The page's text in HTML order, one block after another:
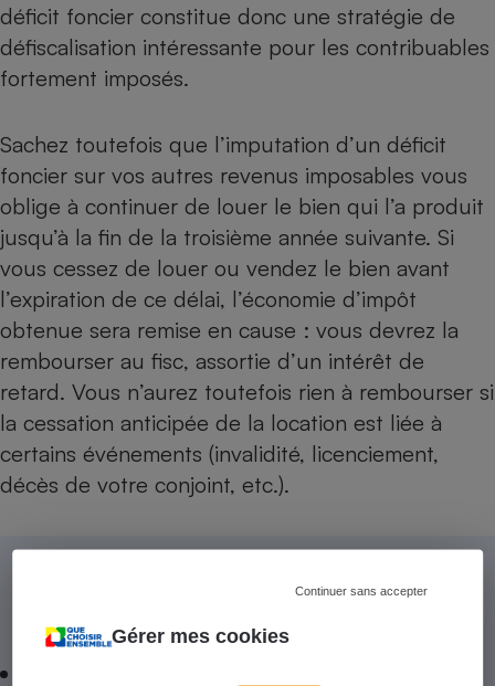
Gérer mes cookies
Continuer sans accepter
déficit foncier constitue donc une stratégie de
défiscalisation intéressante pour les contribuables
fortement imposés.
Sachez toutefois que l’imputation d’un déficit
foncier sur vos autres revenus imposables vous
oblige à continuer de louer le bien qui l’a produit
jusqu’à la fin de la troisième année suivante. Si
vous cessez de louer ou vendez le bien avant
l’expiration de ce délai, l’économie d’impôt
obtenue sera remise en cause : vous devrez la
rembourser au fisc, assortie d’un intérêt de
retard. Vous n’aurez toutefois rien à rembourser si
la cessation anticipée de la location est liée à
certains événements (invalidité, licenciement,
décès de votre conjoint, etc.).